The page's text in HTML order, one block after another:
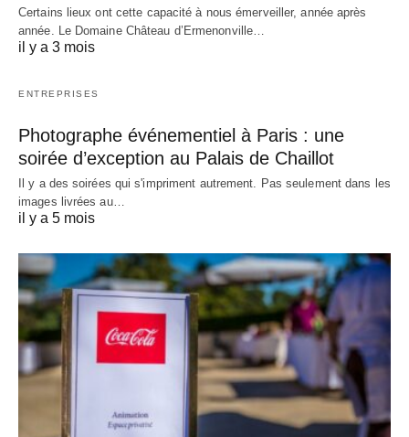
Certains lieux ont cette capacité à nous émerveiller, année après
année. Le Domaine Château d’Ermenonville…
il y a 3 mois
ENTREPRISES
Photographe événementiel à Paris : une
soirée d’exception au Palais de Chaillot
Il y a des soirées qui s'impriment autrement. Pas seulement dans les
images livrées au…
il y a 5 mois